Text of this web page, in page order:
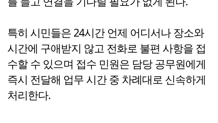
특히 시민들은 24시간 언제 어디서나 장소와
시간에 구애받지 않고 전화로 불편 사항을 접
수할 수 있으며 접수 민원은 담당 공무원에게
즉시 전달해 업무 시간 중 차례대로 신속하게
처리한다.